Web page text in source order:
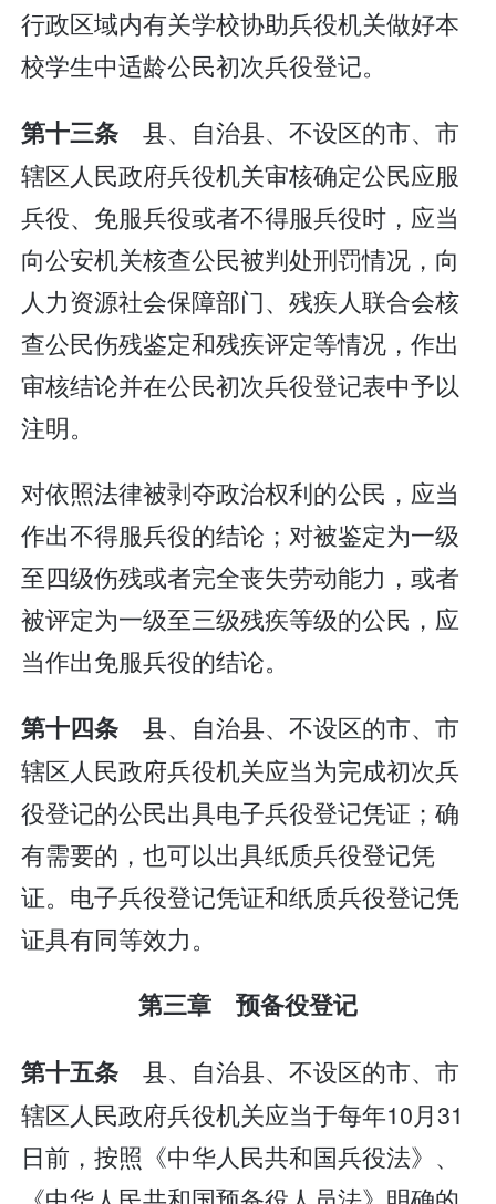
行政区域内有关学校协助兵役机关做好本
校学生中适龄公民初次兵役登记。
第十三条县、自治县、不设区的市、市
辖区人民政府兵役机关审核确定公民应服
兵役、免服兵役或者不得服兵役时，应当
向公安机关核查公民被判处刑罚情况，向
人力资源社会保障部门、残疾人联合会核
查公民伤残鉴定和残疾评定等情况，作出
审核结论并在公民初次兵役登记表中予以
注明。
对依照法律被剥夺政治权利的公民，应当
作出不得服兵役的结论；对被鉴定为一级
至四级伤残或者完全丧失劳动能力，或者
被评定为一级至三级残疾等级的公民，应
当作出免服兵役的结论。
第十四条县、自治县、不设区的市、市
辖区人民政府兵役机关应当为完成初次兵
役登记的公民出具电子兵役登记凭证；确
有需要的，也可以出具纸质兵役登记凭
证。电子兵役登记凭证和纸质兵役登记凭
证具有同等效力。
第三章 预备役登记
第十五条县、自治县、不设区的市、市
辖区人民政府兵役机关应当于每年10月31
日前，按照《中华人民共和国兵役法》、